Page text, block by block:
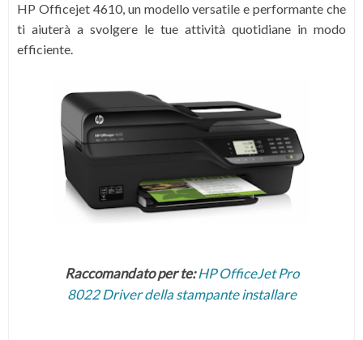
HP Officejet 4610, un modello versatile e performante che
ti aiuterà a svolgere le tue attività quotidiane in modo
efficiente.
Raccomandato per te:HP OfficeJet Pro
8022 Driver della stampante installare